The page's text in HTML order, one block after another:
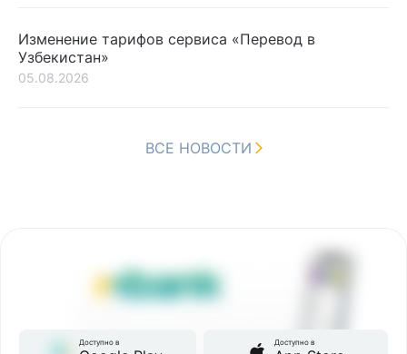
Изменение тарифов сервиса «Перевод в
Узбекистан»
05.08.2026
ВСЕ НОВОСТИ
Доступно в Доступно в